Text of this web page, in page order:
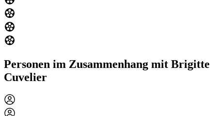
Personen im Zusammenhang mit Brigitte
Cuvelier